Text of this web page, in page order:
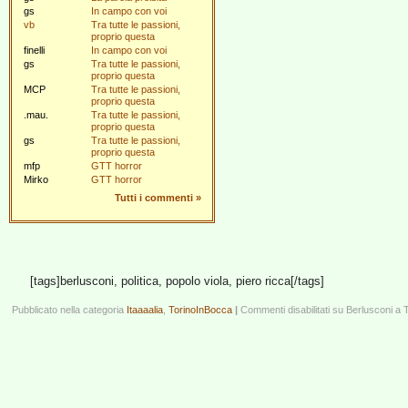
gs
In campo con voi
vb
Tra tutte le passioni,
proprio questa
finelli
In campo con voi
gs
Tra tutte le passioni,
proprio questa
MCP
Tra tutte le passioni,
proprio questa
.mau.
Tra tutte le passioni,
proprio questa
gs
Tra tutte le passioni,
proprio questa
mfp
GTT horror
Mirko
GTT horror
Tutti i commenti »
[tags]berlusconi, politica, popolo viola, piero ricca[/tags]
Pubblicato nella categoria Itaaaalia TorinoInBocca | Commenti disabilitati su Berlusconi a